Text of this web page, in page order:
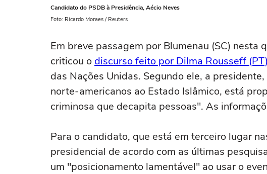
Candidato do PSDB à Presidência, Aécio Neves
Foto: Ricardo Moraes / Reuters
Em breve passagem por Blumenau (SC) nesta
criticou o discurso feito por Dilma Rousseff (PT)
das Nações Unidas. Segundo ele, a
norte-americanos ao Estado Islâmico, está
criminosa que decapita pessoas". As
Para o candidato, que está em terceiro lugar
presidencial de acordo com as últimas
um "posicionamento lamentável" ao usar o